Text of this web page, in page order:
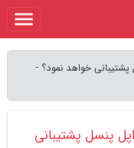
پشتیبانی خواهد نمود؟ -
پنسل پشتیبانی